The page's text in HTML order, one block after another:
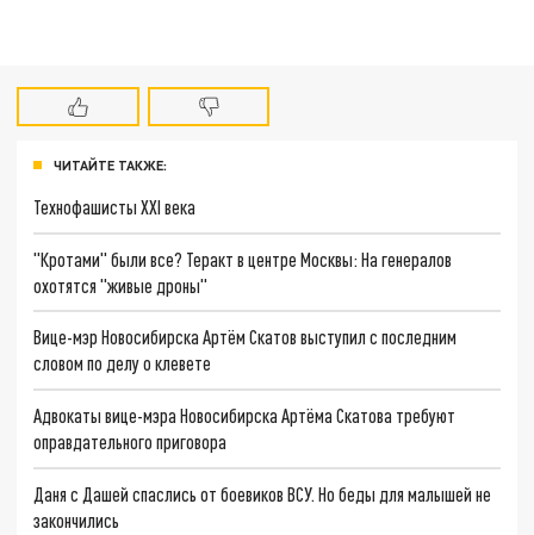
ЧИТАЙТЕ ТАКЖЕ:
Технофашисты XXI века
"Кротами" были все? Теракт в центре Москвы: На генералов
охотятся "живые дроны"
Вице-мэр Новосибирска Артём Скатов выступил с последним
словом по делу о клевете
Адвокаты вице-мэра Новосибирска Артёма Скатова требуют
оправдательного приговора
Даня с Дашей спаслись от боевиков ВСУ. Но беды для малышей не
закончились